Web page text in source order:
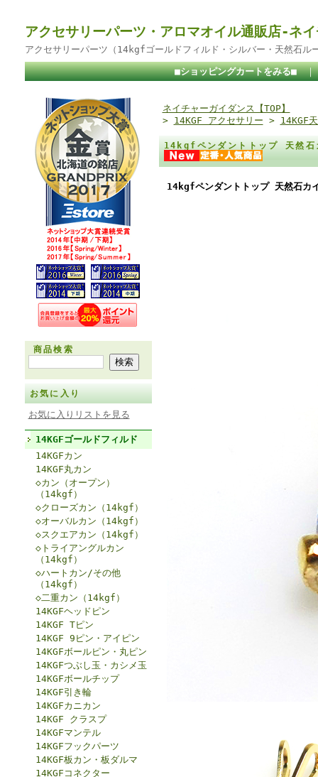
アクセサリーパーツ・アロマオイル通販店-ネ
アクセサリーパーツ（14kgfゴールドフィルド・シルバー・天然石ル
■ショッピングカートをみる■
商品検索
お気に入り
お気に入りリストを見る
14KGFゴールドフィルド
14KGFカン
14KGF丸カン
◇カン（オープン）
（14kgf）
◇クローズカン（14kgf）
◇オーバルカン（14kgf）
◇スクエアカン（14kgf）
◇トライアングルカン
（14kgf）
◇ハートカン/その他
（14kgf）
◇二重カン（14kgf）
14KGFヘッドピン
14KGF Tピン
14KGF 9ピン・アイピン
14KGFボールピン・丸ピン
14KGFつぶし玉・カシメ玉
14KGFボールチップ
14KGF引き輪
14KGFカニカン
14KGF クラスプ
14KGFマンテル
14KGFフックパーツ
14KGF板カン・板ダルマ
14KGFコネクター
ネイチャーガイダンス【TOP】
> 14KGF アクセサリー > 14KGF
14kgfペンダントトップ 天然石
14kgfペンダントトップ 天然石カ